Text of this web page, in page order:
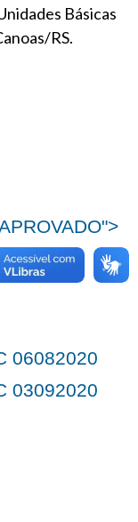
Básicas
RS.
06082020
03092020